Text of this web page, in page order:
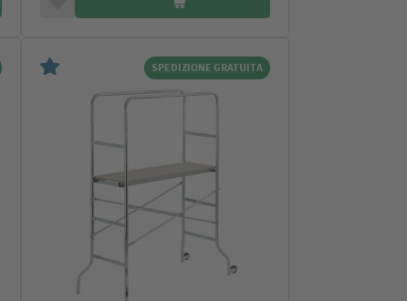
SPEDIZIONE GRATUITA